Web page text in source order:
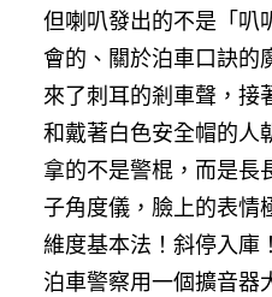
但喇叭發出的不是「叭
會的、關於泊車口訣的
來了刺耳的剎車聲，接
和戴著白色安全帽的人
拿的不是警棍，而是長
子角度儀，臉上的表情
維度基本法！斜停入庫
泊車警察用一個擴音器